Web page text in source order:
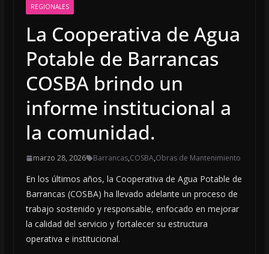
REGIONALES
La Cooperativa de Agua
Potable de Barrancas
COSBA brindo un
informe institucional a
la comunidad.
marzo 28, 2026 Barrancas,COSBA,Obras de Mantenimiento
En los últimos años, la Cooperativa de Agua Potable de
Barrancas (COSBA) ha llevado adelante un proceso de
trabajo sostenido y responsable, enfocado en mejorar
la calidad del servicio y fortalecer su estructura
operativa e institucional.